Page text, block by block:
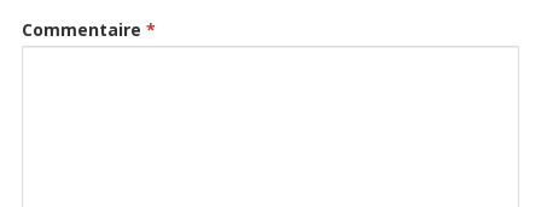
Commentaire *